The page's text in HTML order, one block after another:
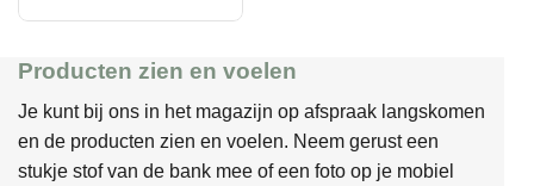
Producten zien en voelen
Je kunt bij ons in het magazijn op afspraak langskomen
en de producten zien en voelen. Neem gerust een
stukje stof van de bank mee of een foto op je mobiel